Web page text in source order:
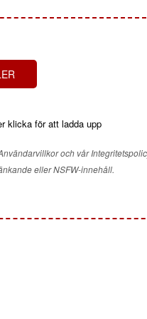
klicka för att ladda upp
och vår
eller NSFW-innehåll.